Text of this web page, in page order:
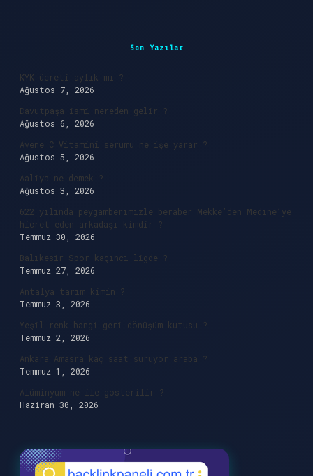
Son Yazılar
KYK ücreti aylık mı ?
Ağustos 7, 2026
Davutpaşa ismi nereden gelir ?
Ağustos 6, 2026
Avene C Vitamini serumu ne işe yarar ?
Ağustos 5, 2026
Aaliya ne demek ?
Ağustos 3, 2026
622 yılında peygamberimizle beraber Mekke’den Medine’ye
hicret eden arkadaşı kimdir ?
Temmuz 30, 2026
Balıkesir Spor kaçıncı ligde ?
Temmuz 27, 2026
Antalya tarım kimin ?
Temmuz 3, 2026
Yeşil renk hangi geri dönüşüm kutusu ?
Temmuz 2, 2026
Ankara Amasra kaç saat sürüyor araba ?
Temmuz 1, 2026
Alüminyum ne ile gösterilir ?
Haziran 30, 2026